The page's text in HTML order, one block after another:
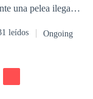
una pelea ilegal,
curiosidad
peleas
leídos Ongoing